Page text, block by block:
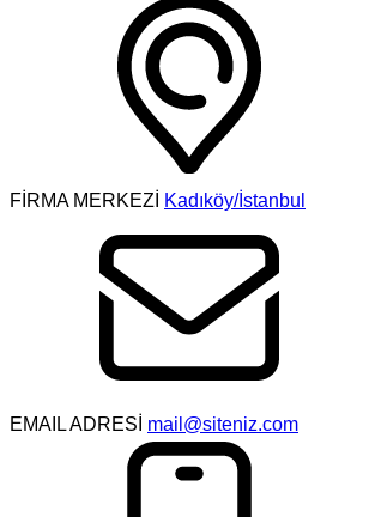
FİRMA MERKEZİ Kadıköy/İstanbul
EMAIL ADRESİ mail@siteniz.com